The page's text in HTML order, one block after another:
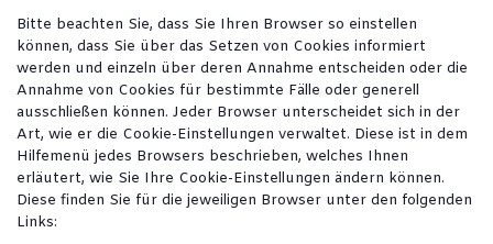
Bitte beachten Sie, dass Sie Ihren Browser so einstellen
können, dass Sie über das Setzen von Cookies informiert
werden und einzeln über deren Annahme entscheiden oder die
Annahme von Cookies für bestimmte Fälle oder generell
ausschließen können. Jeder Browser unterscheidet sich in der
Art, wie er die Cookie-Einstellungen verwaltet. Diese ist in dem
Hilfemenü jedes Browsers beschrieben, welches Ihnen
erläutert, wie Sie Ihre Cookie-Einstellungen ändern können.
Diese finden Sie für die jeweiligen Browser unter den folgenden
Links: